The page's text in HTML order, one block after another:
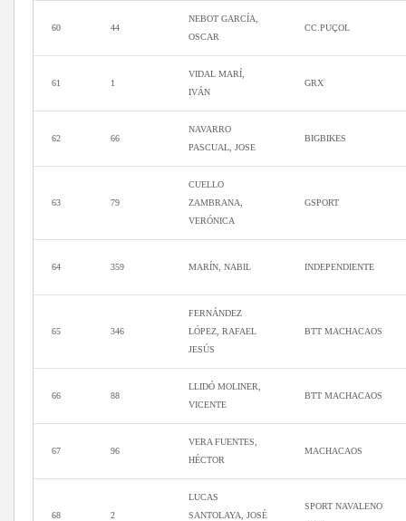
60 44
NEBOT GARCÍA,
OSCAR
CC.PUÇOL
61 1
VIDAL MARÍ,
IVÁN
GRX
62 66
NAVARRO
PASCUAL, JOSE
BIGBIKES
63 79
CUELLO
ZAMBRANA,
VERÓNICA
GSPORT
64 359 MARÍN, NABIL INDEPENDIENTE
65 346
FERNÁNDEZ
LÓPEZ, RAFAEL
JESÚS
BTT MACHACAOS
66 88
LLIDÓ MOLINER,
VICENTE
BTT MACHACAOS
67 96
VERA FUENTES,
HÉCTOR
MACHACAOS
68 2
LUCAS
SANTOLAYA, JOSÉ
SPORT NAVALENO